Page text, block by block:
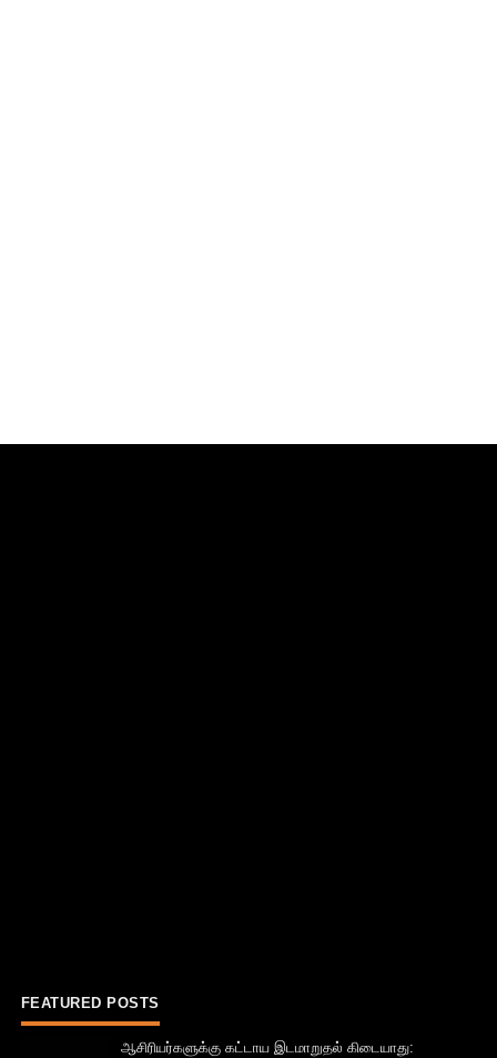
FEATURED POSTS
ஆசிரியர்களுக்கு கட்டாய இடமாறுதல் கிடையாது: